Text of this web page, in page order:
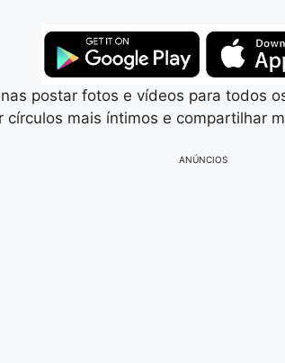
postar fotos e vídeos para todos
mais íntimos e compartilhar
ANÚNCIOS